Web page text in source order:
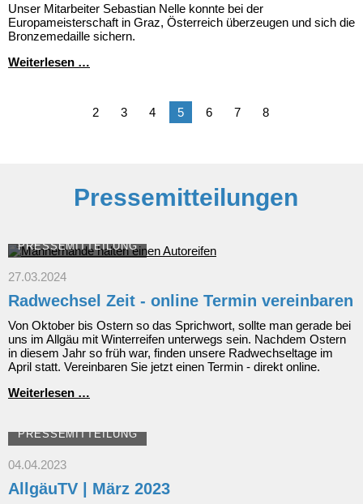
Unser Mitarbeiter Sebastian Nelle konnte bei der
Europameisterschaft in Graz, Österreich überzeugen und sich die
Bronzemedaille sichern.
Weiterlesen …
bei
2 3 4 5 6 7 8
Pressemitteilungen
PRESSEMITTEILUNG
27.03.2024
Radwechsel Zeit - online Termin vereinbaren
Von Oktober bis Ostern so das Sprichwort, sollte man gerade bei
uns im Allgäu mit Winterreifen unterwegs sein. Nachdem Ostern
in diesem Jahr so früh war, finden unsere Radwechseltage im
April statt. Vereinbaren Sie jetzt einen Termin - direkt online.
Weiterlesen …
online
Termin
PRESSEMITTEILUNG
04.04.2023
AllgäuTV | März 2023